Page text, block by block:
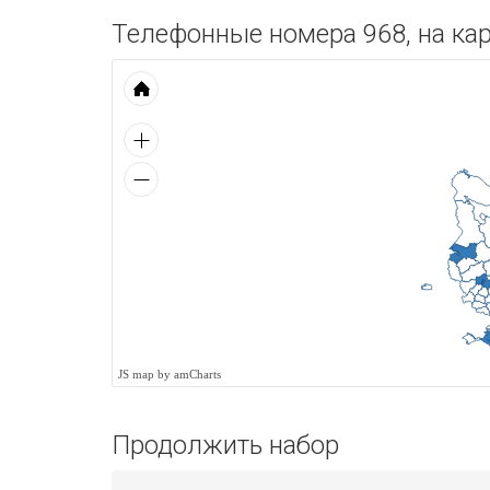
Телефонные номера 968, на
JS map by amCharts
Продолжить набор